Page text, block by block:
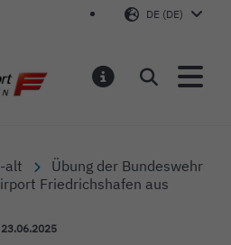
DE (DE)
Bodensee-Airport
Suchen
alt
Übung der Bundeswehr
Friedrichshafen aus
Veröffentlicht am:
23.06.2025